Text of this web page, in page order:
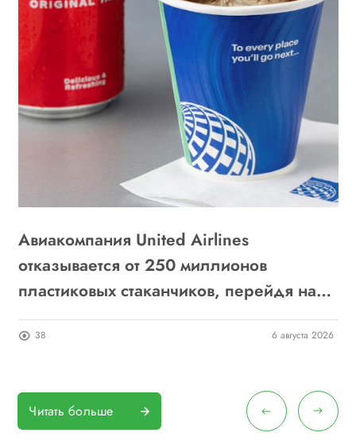
Авиакомпания United Airlines
отказывается от 250 миллионов
пластиковых стаканчиков, перейдя на
бумажные
38 6 августа 2026
Читать больше